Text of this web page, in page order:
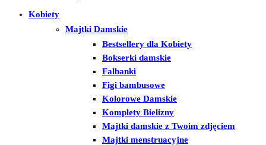
Kobiety
Majtki Damskie
Bestsellery dla Kobiety
Bokserki damskie
Falbanki
Figi bambusowe
Kolorowe Damskie
Komplety Bielizny
Majtki damskie z Twoim zdjęciem
Majtki menstruacyjne